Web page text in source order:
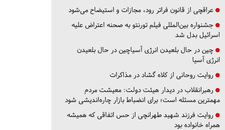
عراقچی از قانون فراتر رود، مجازات و استیضاح می‌شود
جشنواره بین‌المللی فیلم تورنتو به صحنه اعتراض علیه
اسرائیل بدل شد
چین در حال بلعیدن انرژی آسیاچین در حال بلعیدن
انرژی آسیا
روایت روحانی از کلاه گشاد در مذاکرات
رهبرانقلاب در دیدار هیئت دولت: معیشت مردم
مهمترین مسئله است؛ برای انضباط بازار چاره‌اندیشی شود
روایت فرزند شهید طهرانچی از حس اتفاقی که همیشه
همراه خانواده بود